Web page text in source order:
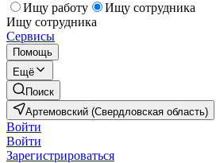
Ищу работу
Ищу сотрудника
Ищу сотрудника
Сервисы
Помощь
Ещё
Поиск
Артемовский (Свердловская область)
Войти
Войти
Зарегистрироваться